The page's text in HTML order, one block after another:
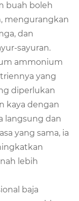
buah boleh
mengurangkan
dan
sayuran.
ammonium
yang
diperlukan
kaya dengan
langsung dan
yang sama, ia
lebih
baja